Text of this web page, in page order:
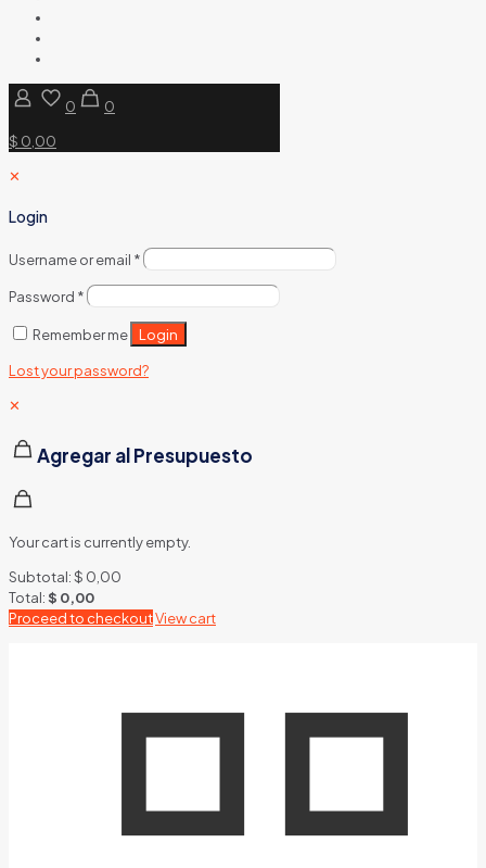
0
0
$ 0,00
✕
Login
Username or email *
Password *
Remember me Login
Lost your password?
✕
Agregar al Presupuesto
Your cart is currently empty.
Subtotal:$ 0,00
Total:$ 0,00
Proceed to checkoutView cart